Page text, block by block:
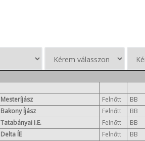
Mesteríjász Felnőtt BB
Bakony Íjász Felnőtt BB
Tatabányai I.E. Felnőtt BB
Delta ÍE Felnőtt BB